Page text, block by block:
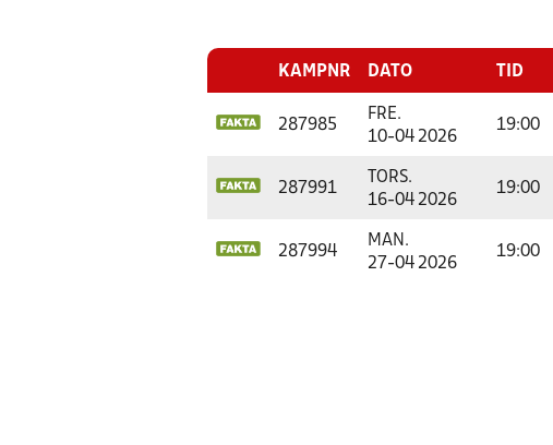
KAMPNR DATO TID
287985
FRE.
10-04 2026
19:00
287991
TORS.
16-04 2026
19:00
287994
MAN.
27-04 2026
19:00